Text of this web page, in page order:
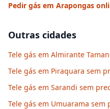
Pedir gás em Arapongas
Outras cidades
Tele gás em Almirante
Tele gás em Piraquara sem
Tele gás em Sarandi sem
Tele gás em Umuarama sem